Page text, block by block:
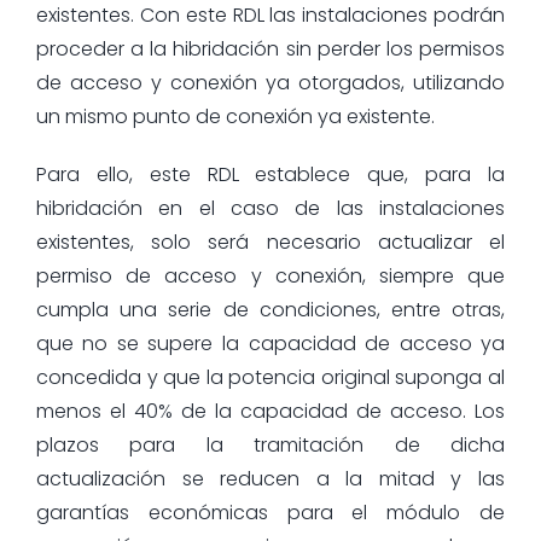
existentes. Con este RDL las instalaciones podrán
proceder a la hibridación sin perder los permisos
de acceso y conexión ya otorgados, utilizando
un mismo punto de conexión ya existente.
Para ello, este RDL establece que, para la
hibridación en el caso de las instalaciones
existentes, solo será necesario actualizar el
permiso de acceso y conexión, siempre que
cumpla una serie de condiciones, entre otras,
que no se supere la capacidad de acceso ya
concedida y que la potencia original suponga al
menos el 40% de la capacidad de acceso. Los
plazos para la tramitación de dicha
actualización se reducen a la mitad y las
garantías económicas para el módulo de